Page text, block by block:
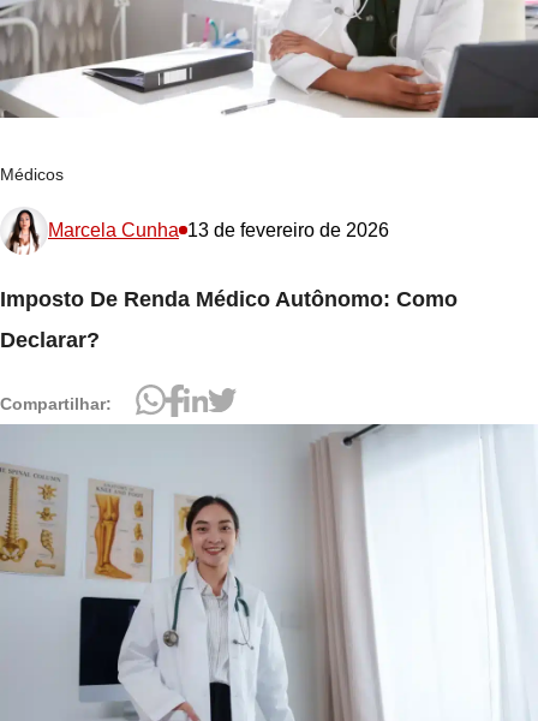
Médicos
Marcela Cunha 13 de fevereiro de 2026
Imposto De Renda Médico Autônomo: Como
Declarar?
Compartilhar: